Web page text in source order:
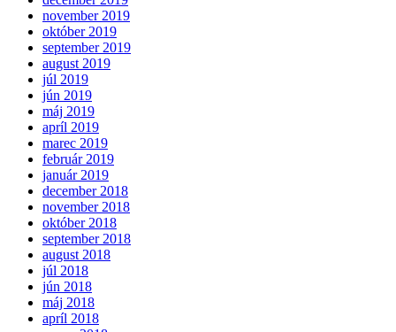
november 2019
október 2019
september 2019
august 2019
júl 2019
jún 2019
máj 2019
apríl 2019
marec 2019
február 2019
január 2019
december 2018
november 2018
október 2018
september 2018
august 2018
júl 2018
jún 2018
máj 2018
apríl 2018